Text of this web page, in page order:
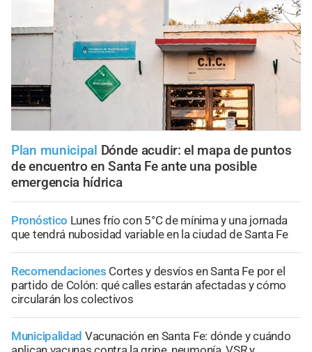
Plan municipal Dónde acudir: el mapa de puntos
de encuentro en Santa Fe ante una posible
emergencia hídrica
Pronóstico Lunes frío con 5°C de mínima y una jornada
que tendrá nubosidad variable en la ciudad de Santa Fe
Recomendaciones Cortes y desvíos en Santa Fe por el
partido de Colón: qué calles estarán afectadas y cómo
circularán los colectivos
Municipalidad Vacunación en Santa Fe: dónde y cuándo